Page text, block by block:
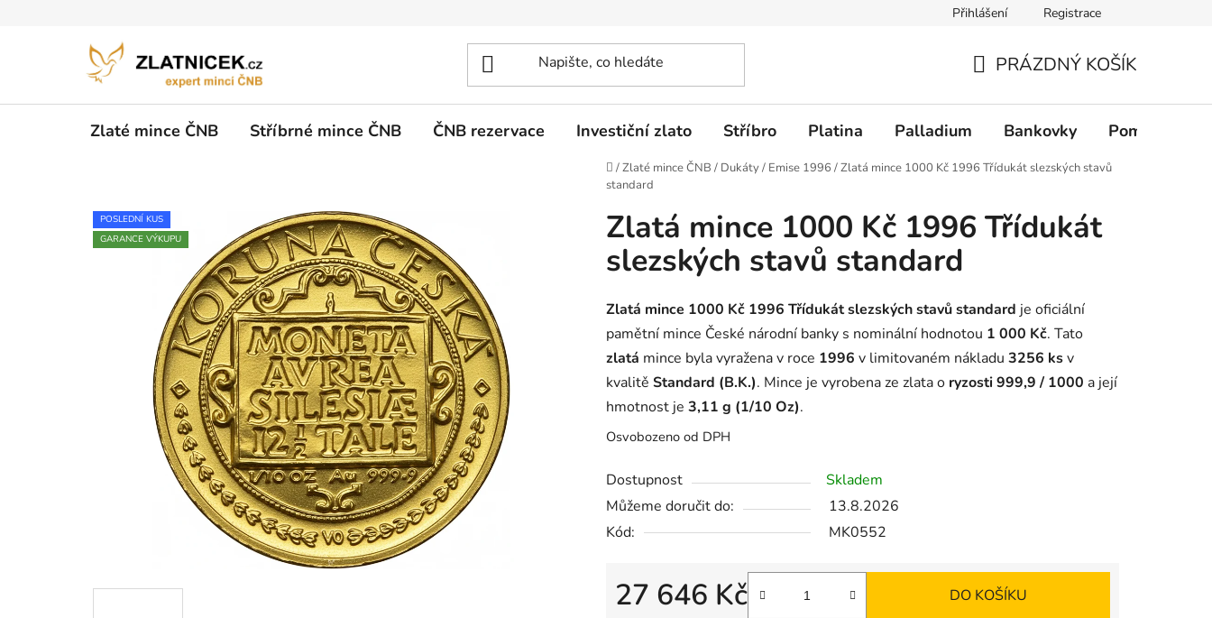
Přihlášení Registrace
PRÁZDNÝ KOŠÍK
Zlaté mince ČNB Stříbrné mince ČNB ČNB rezervace Investiční zlato Stříbro Platina Palladium Bankovky Pomůcky
Domů
/Zlaté mince ČNB / Dukáty/ Emise 1996 /Zlatá mince 1000 Kč 1996 Třídukát slezských stavů
standard
Zlatá mince 1000 Kč 1996 Třídukát
slezských stavů standard
Zlatá mince 1000 Kč 1996 Třídukát slezských stavů standard je oficiální
pamětní mince České národní banky s nominální hodnotou 1 000 Kč. Tato
zlatá mince byla vyražena v roce 1996 v limitovaném nákladu 3256 ksv
kvalitě Standard (B.K.). Mince je vyrobena ze zlata o ryzosti 999,9 / 1000 a její
hmotnost je 3,11 g (1/10 Oz).
Osvobozeno od DPH
Dostupnost
Skladem
Můžeme doručit do:
13.8.2026
Kód:
MK0552
27 646 Kč DO KOŠÍKU
POSLEDNÍ KUS
GARANCE VÝKUPU